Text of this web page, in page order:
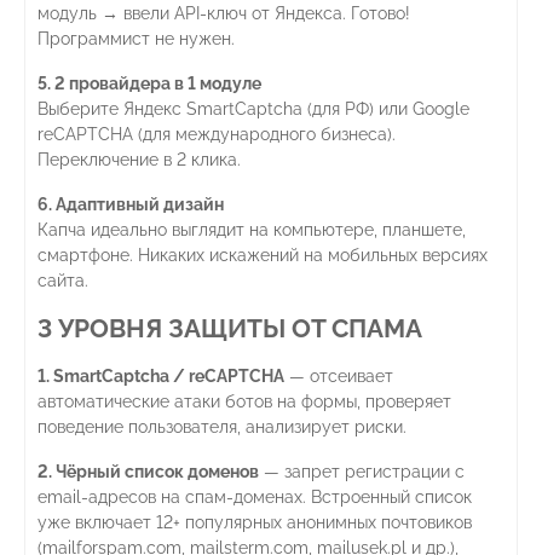
модуль → ввели API-ключ от Яндекса. Готово!
Программист не нужен.
5. 2 провайдера в 1 модуле
Выберите Яндекс SmartCaptcha (для РФ) или Google
reCAPTCHA (для международного бизнеса).
Переключение в 2 клика.
6. Адаптивный дизайн
Капча идеально выглядит на компьютере, планшете,
смартфоне. Никаких искажений на мобильных версиях
сайта.
3 УРОВНЯ ЗАЩИТЫ ОТ СПАМА
1. SmartCaptcha / reCAPTCHA — отсеивает
автоматические атаки ботов на формы, проверяет
поведение пользователя, анализирует риски.
2. Чёрный список доменов — запрет регистрации с
email-адресов на спам-доменах. Встроенный список
уже включает 12+ популярных анонимных почтовиков
(mailforspam.com, mailsterm.com, mailusek.pl и др.),